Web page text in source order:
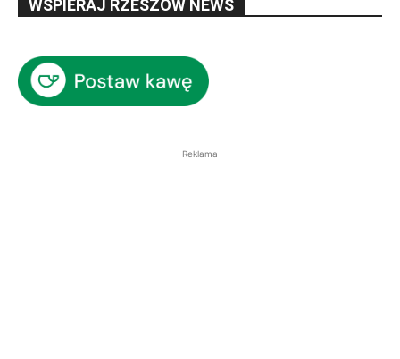
WSPIERAJ RZESZÓW NEWS
Reklama